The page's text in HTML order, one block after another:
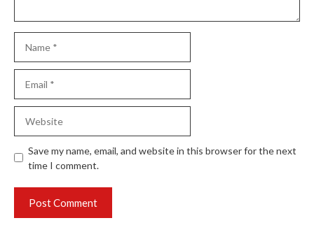
Save my name, email, and website in this browser for the next
time I comment.